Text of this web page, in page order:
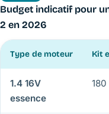
Budget indicatif pour
2 en 2026
Type de moteur Kit
1.4 16V
essence